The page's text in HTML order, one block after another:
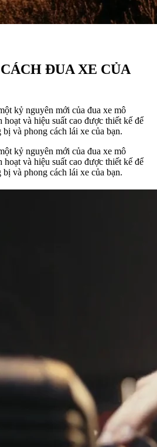
ĐUA XE CỦA
kỷ nguyên mới của đua xe mô
và hiệu suất cao được thiết kế để
và phong cách lái xe của bạn.
kỷ nguyên mới của đua xe mô
và hiệu suất cao được thiết kế để
và phong cách lái xe của bạn.